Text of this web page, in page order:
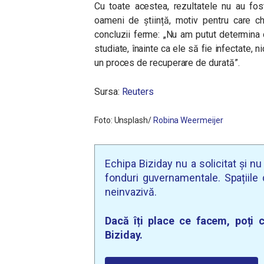
Cu toate acestea, rezultatele nu au
oameni de știință, motiv pentru care
concluzii ferme: „Nu am putut
studiate, înainte ca ele să fie infectate,
un proces de recuperare de durată”.
Sursa: Reuters
Foto: Unsplash/ Robina Weermeijer
Echipa Biziday nu a solicitat și
fonduri guvernamentale.
neinvazivă.
Dacă îți place ce facem, poți
Biziday.